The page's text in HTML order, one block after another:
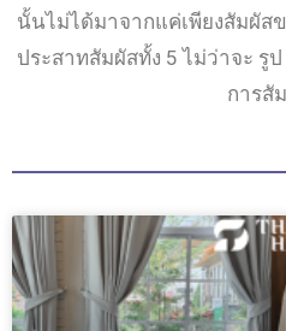
นั้นไม่ได้มาจากแค่เพียงสัมผัส
ประสาทสัมผัสทั้ง 5 ไม่ว่าจะ รู
การสั